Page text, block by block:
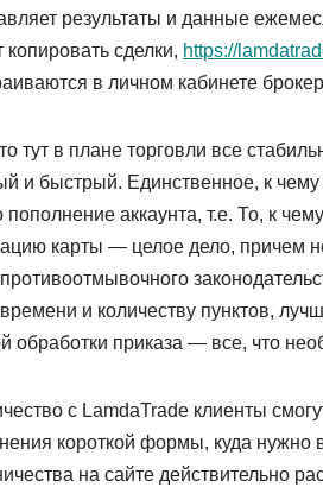
результаты и данные
сделки, https://
в личном кабинете
тут в плане торговли все
и быстрый. Единственное, к
пополнение аккаунта, т.е. То, к
карты — целое дело, причем
и количеству пунктов,
обработки приказа — все, что
с LamdaTrade клиенты
короткой формы, куда
на сайте действительно